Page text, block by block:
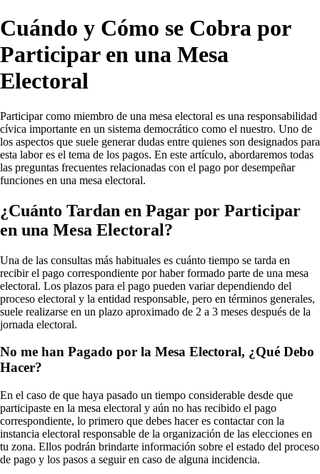
Cuándo y Cómo se Cobra por
Participar en una Mesa
Electoral
Participar como miembro de una mesa electoral es una responsabilidad
cívica importante en un sistema democrático como el nuestro. Uno de
los aspectos que suele generar dudas entre quienes son designados para
esta labor es el tema de los pagos. En este artículo, abordaremos todas
las preguntas frecuentes relacionadas con el pago por desempeñar
funciones en una mesa electoral.
¿Cuánto Tardan en Pagar por Participar
en una Mesa Electoral?
Una de las consultas más habituales es cuánto tiempo se tarda en
recibir el pago correspondiente por haber formado parte de una mesa
electoral. Los plazos para el pago pueden variar dependiendo del
proceso electoral y la entidad responsable, pero en términos generales,
suele realizarse en un plazo aproximado de 2 a 3 meses después de la
jornada electoral.
No me han Pagado por la Mesa Electoral, ¿Qué Debo
Hacer?
En el caso de que haya pasado un tiempo considerable desde que
participaste en la mesa electoral y aún no has recibido el pago
correspondiente, lo primero que debes hacer es contactar con la
instancia electoral responsable de la organización de las elecciones en
tu zona. Ellos podrán brindarte información sobre el estado del proceso
de pago y los pasos a seguir en caso de alguna incidencia.